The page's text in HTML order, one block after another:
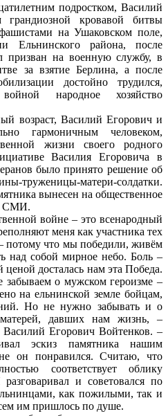
подростком, Василий
грандиозной кровавой битвы
на Ушаковском поле,
Ельнинского района, после
призван на военную службу, в
за взятие Берлина, а после
достойно трудился,
народное хозяйство
возраст, Василий Егорович и
гармоничным человеком,
жизни своего родного
Василия Егоровича в
было принято решение об
труженицы-матери-солдатки.
вынесен на общественное
СМИ.
войне – это всенародный
меня как участника тех
потому что мы победили, живём
над собой мирное небо. Боль –
досталась нам эта Победа.
о мужском героизме –
на ельнинской земле бойцам,
Но не нужно забывать и о
давших нам жизнь, –
Егорович Войтенков. –
эскиз памятника нашим
он понравился. Считаю, что
соответствует облику
и советовался по
как пожилыми, так и
им пришлось по душе.